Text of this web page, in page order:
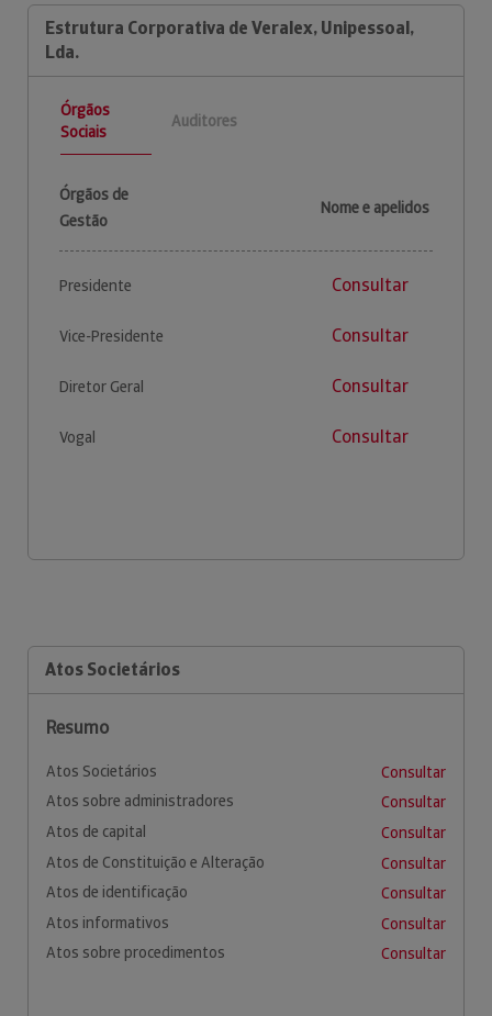
Estrutura Corporativa de Veralex, Unipessoal,
Lda.
Órgãos
Sociais
Auditores
Órgãos de
Gestão
Nome e apelidos
Presidente Consultar
Vice-Presidente Consultar
Diretor Geral Consultar
Vogal Consultar
Atos Societários
Resumo
Atos Societários
Consultar
Atos sobre administradores
Consultar
Atos de capital
Consultar
Atos de Constituição e Alteração
Consultar
Atos de identificação
Consultar
Atos informativos
Consultar
Atos sobre procedimentos
Consultar